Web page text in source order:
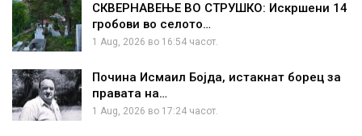
СКВЕРНАВЕЊЕ ВО СТРУШКО: Искршени 14
гробови во селото…
1 Aug, 2026 во 16:54 часот.
Почина Исмаил Бојда, истакнат борец за
правата на…
1 Aug, 2026 во 17:24 часот.